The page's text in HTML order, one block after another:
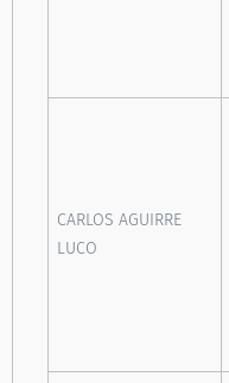
CARLOS AGUIRRE
LUCO